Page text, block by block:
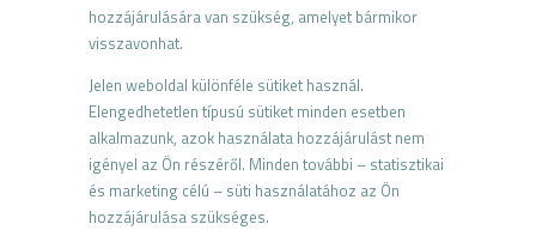
hozzájárulására van szükség, amelyet bármikor
visszavonhat.
Jelen weboldal különféle sütiket használ.
Elengedhetetlen típusú sütiket minden esetben
alkalmazunk, azok használata hozzájárulást nem
igényel az Ön részéről. Minden további – statisztikai
és marketing célú – süti használatához az Ön
hozzájárulása szükséges.